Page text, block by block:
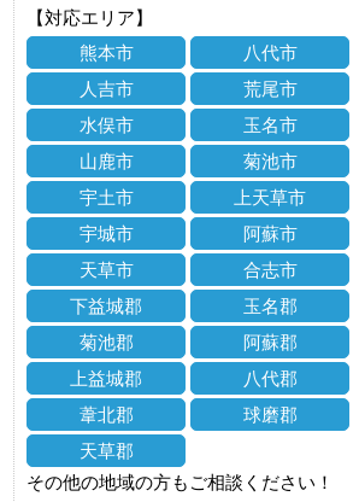
【対応エリア】
熊本市
八代市
人吉市
荒尾市
水俣市
玉名市
山鹿市
菊池市
宇土市
上天草市
宇城市
阿蘇市
天草市
合志市
下益城郡
玉名郡
菊池郡
阿蘇郡
上益城郡
八代郡
葦北郡
球磨郡
天草郡
その他の地域の方もご相談ください！